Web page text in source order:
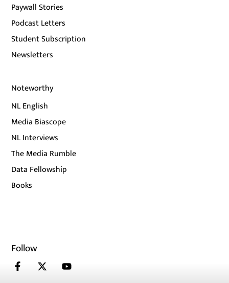
Paywall Stories
Podcast Letters
Student Subscription
Newsletters
Noteworthy
NL English
Media Biascope
NL Interviews
The Media Rumble
Data Fellowship
Books
Follow